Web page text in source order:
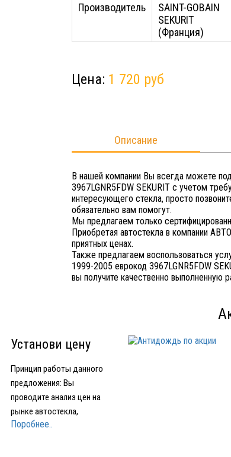
Производитель
SAINT-GOBAIN
SEKURIT
(Франция)
Цена: 1 720 руб
Описание
В нашей компании Вы всегда можете
3967LGNR5FDW SEKURIT с учетом
интересующего стекла, просто
обязательно вам помогут.
Мы предлагаем только
Приобретая автостекла в компании
приятных ценах.
Также предлагаем воспользоваться
1999-2005 еврокод 3967LGNR5FDW
вы получите качественно выполненную
Установи цену
Принцип работы данного
предложения: Вы
проводите анализ цен на
рынке автостекла,
подбираете устраивающее
Поробнее..